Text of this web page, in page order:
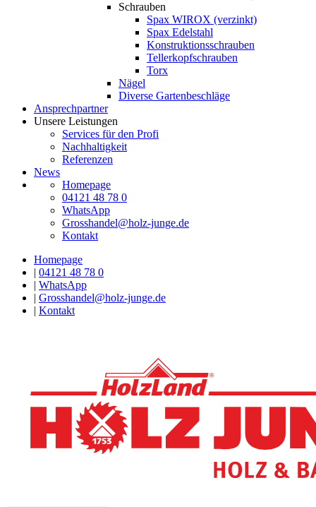
Schrauben
Spax WIROX (verzinkt)
Spax Edelstahl
Konstruktionsschrauben
Tellerkopfschrauben
Torx
Nägel
Diverse Gartenbeschläge
Ansprechpartner
Unsere Leistungen
Services für den Profi
Nachhaltigkeit
Referenzen
News
Homepage
04121 48 78 0
WhatsApp
Grosshandel@holz-junge.de
Kontakt
Homepage
| 04121 48 78 0
| WhatsApp
| Grosshandel@holz-junge.de
| Kontakt